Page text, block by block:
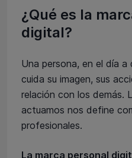
¿Qué es la
digital?
Una persona, en el día
cuida su imagen, sus
relación con los demás.
actuamos nos define
profesionales.
La marca personal